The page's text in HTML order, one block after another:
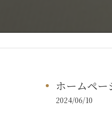
ホームペー
2024/06/10